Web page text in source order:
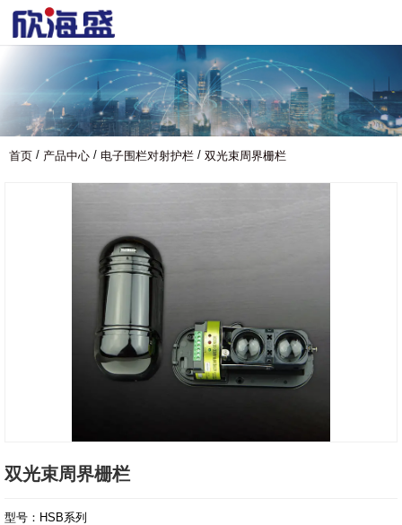
首页 / 产品中心 / 电子围栏对射护栏 / 双光束周界栅栏
双光束周界栅栏
型号：HSB系列